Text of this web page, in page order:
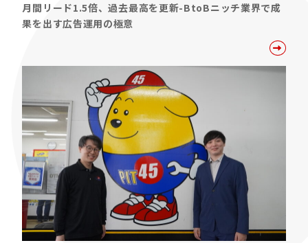
月間リード1.5倍、過去最高を更新-BtoBニッチ業界で成
果を出す広告運用の極意